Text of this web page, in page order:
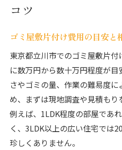
コツ
ゴミ屋敷片付け費用の目安と
東京都立川市でのゴミ屋敷片
に数万円から数十万円程度が
さやゴミの量、作業の難易度
め、まずは現地調査や見積もり
例えば、1LDK程度の部屋であ
く、3LDK以上の広い住宅では
珍しくありません。